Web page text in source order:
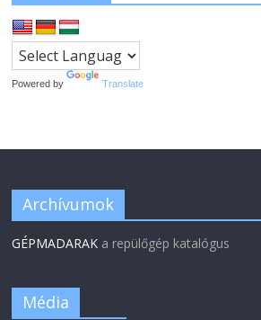
Powered by Translate
Archívumok
GÉPMADARAK a repülőgép katalógus
Média